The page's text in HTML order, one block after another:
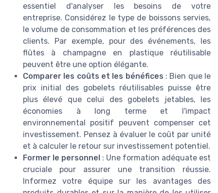
essentiel d'analyser les besoins de votre
entreprise. Considérez le type de boissons servies,
le volume de consommation et les préférences des
clients. Par exemple, pour des événements, les
flûtes à champagne en plastique réutilisable
peuvent être une option élégante.
Comparer les coûts et les bénéfices : Bien que le
prix initial des gobelets réutilisables puisse être
plus élevé que celui des gobelets jetables, les
économies à long terme et l'impact
environnemental positif peuvent compenser cet
investissement. Pensez à évaluer le coût par unité
et à calculer le retour sur investissement potentiel.
Former le personnel : Une formation adéquate est
cruciale pour assurer une transition réussie.
Informez votre équipe sur les avantages des